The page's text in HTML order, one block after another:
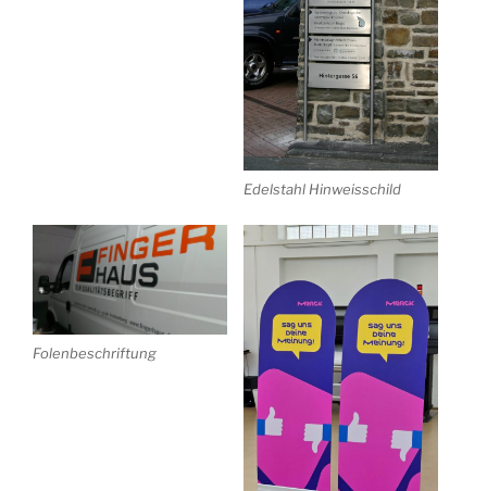
Edelstahl Hinweisschild
Folenbeschriftung